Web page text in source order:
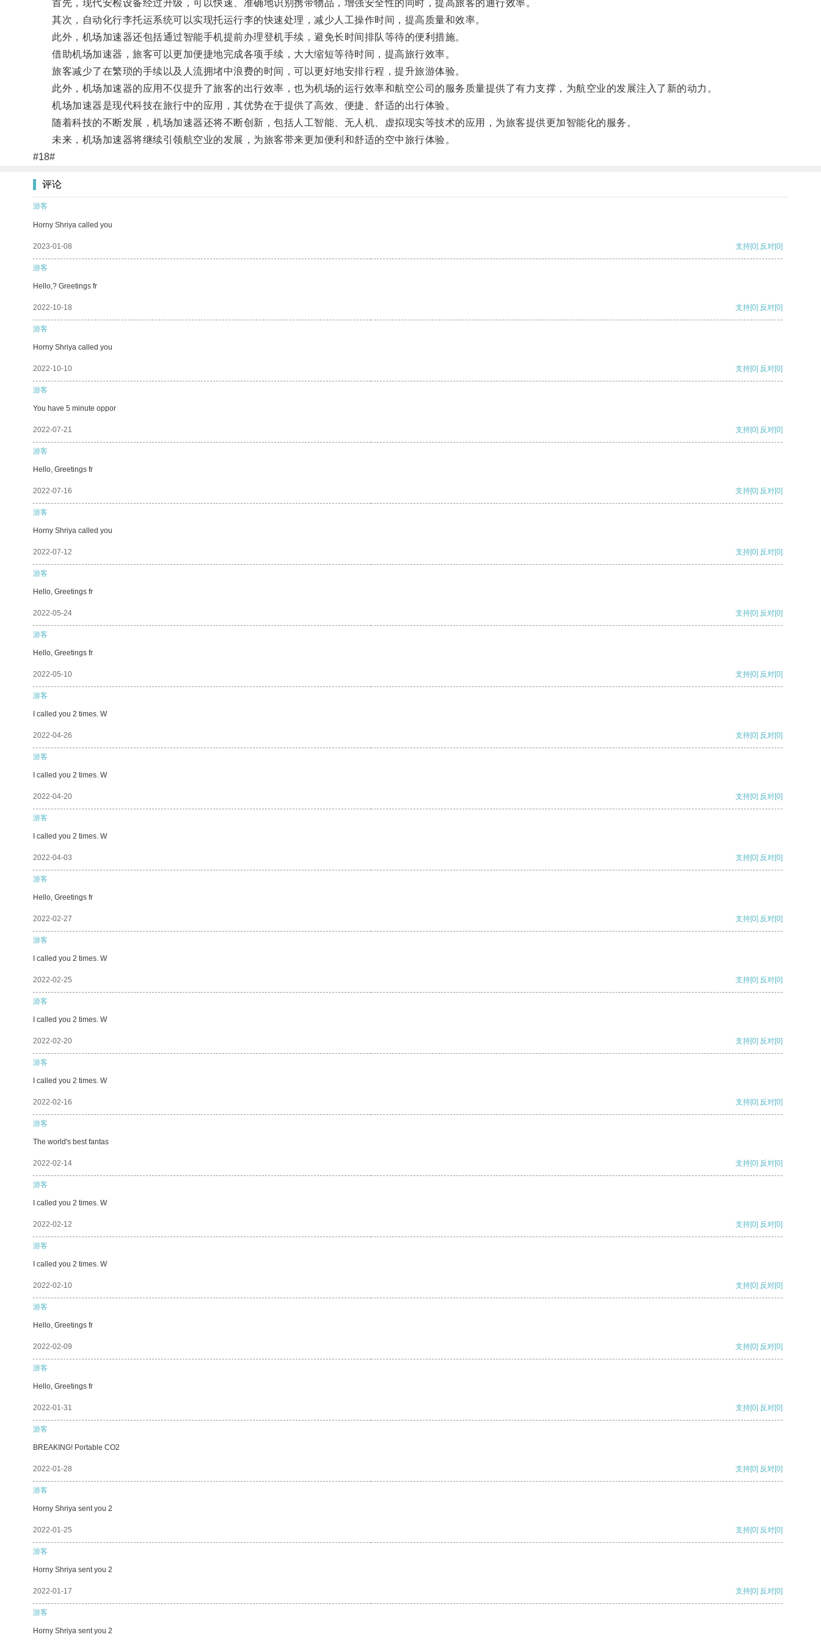
首先，现代安检设备经过升级，可以快速、准确地识别携带物品，增强安全性的同时，提高旅客的通行效率。
其次，自动化行李托运系统可以实现托运行李的快速处理，减少人工操作时间，提高质量和效率。
此外，机场加速器还包括通过智能手机提前办理登机手续，避免长时间排队等待的便利措施。
借助机场加速器，旅客可以更加便捷地完成各项手续，大大缩短等待时间，提高旅行效率。
旅客减少了在繁琐的手续以及人流拥堵中浪费的时间，可以更好地安排行程，提升旅游体验。
此外，机场加速器的应用不仅提升了旅客的出行效率，也为机场的运行效率和航空公司的服务质量提供了有力支撑，为航空业的发展注入了新的动力。
机场加速器是现代科技在旅行中的应用，其优势在于提供了高效、便捷、舒适的出行体验。
随着科技的不断发展，机场加速器还将不断创新，包括人工智能、无人机、虚拟现实等技术的应用，为旅客提供更加智能化的服务。
未来，机场加速器将继续引领航空业的发展，为旅客带来更加便利和舒适的空中旅行体验。
#18#
评论
游客
Horny Shriya called you
2023-01-08 支持[0] 反对[0]
游客
Hello,? Greetings fr
2022-10-18 支持[0] 反对[0]
游客
Horny Shriya called you
2022-10-10 支持[0] 反对[0]
游客
You have 5 minute oppor
2022-07-21 支持[0] 反对[0]
游客
Hello, Greetings fr
2022-07-16 支持[0] 反对[0]
游客
Horny Shriya called you
2022-07-12 支持[0] 反对[0]
游客
Hello, Greetings fr
2022-05-24 支持[0] 反对[0]
游客
Hello, Greetings fr
2022-05-10 支持[0] 反对[0]
游客
I called you 2 times. W
2022-04-26 支持[0] 反对[0]
游客
I called you 2 times. W
2022-04-20 支持[0] 反对[0]
游客
I called you 2 times. W
2022-04-03 支持[0] 反对[0]
游客
Hello, Greetings fr
2022-02-27 支持[0] 反对[0]
游客
I called you 2 times. W
2022-02-25 支持[0] 反对[0]
游客
I called you 2 times. W
2022-02-20 支持[0] 反对[0]
游客
I called you 2 times. W
2022-02-16 支持[0] 反对[0]
游客
The world's best fantas
2022-02-14 支持[0] 反对[0]
游客
I called you 2 times. W
2022-02-12 支持[0] 反对[0]
游客
I called you 2 times. W
2022-02-10 支持[0] 反对[0]
游客
Hello, Greetings fr
2022-02-09 支持[0] 反对[0]
游客
Hello, Greetings fr
2022-01-31 支持[0] 反对[0]
游客
BREAKING! Portable CO2
2022-01-28 支持[0] 反对[0]
游客
Horny Shriya sent you 2
2022-01-25 支持[0] 反对[0]
游客
Horny Shriya sent you 2
2022-01-17 支持[0] 反对[0]
游客
Horny Shriya sent you 2